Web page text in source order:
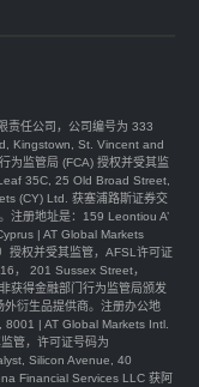
责任公司，公司编号为 333
Kingstown, St. Vincent and
为监管局 (FCA) 授权并受其监
35C, 25 Old Broad Street,
(CY) Ltd. 获塞浦路斯证券交
注册地址是：159 Leontiou A’
| AT Global Markets
授权并受其监管，AFSL许可证
， 201 Sussex Street，
获得金融部门行为监管局颁发
衍生品提供商。注册办公地
| AT Global Markets Intl.
管，许可证号码为
Silicon Avenue, 40
Financial Services LLC 获阿